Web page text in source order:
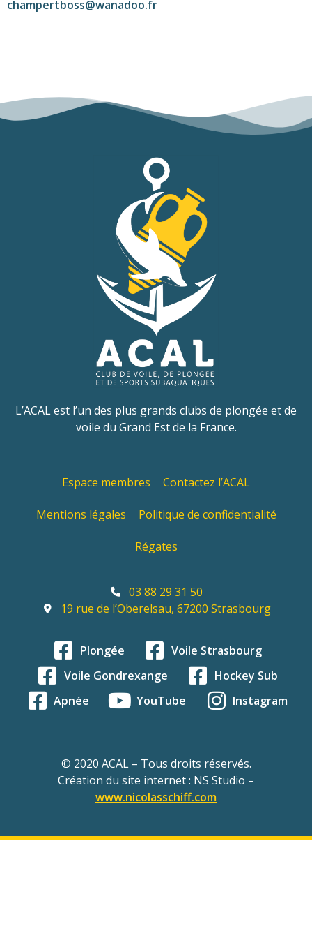
champertboss@wanadoo.fr
L’ACAL est l’un des plus grands clubs de plongée et de
voile du Grand Est de la France.
Espace membres Contactez l’ACAL
Mentions légales Politique de confidentialité
Régates
03 88 29 31 50
19 rue de l’Oberelsau, 67200 Strasbourg
Plongée
Voile Strasbourg
Voile Gondrexange
Hockey Sub
Apnée
YouTube Instagram
© 2020 ACAL – Tous droits réservés.
Création du site internet : NS Studio –
www.nicolasschiff.com